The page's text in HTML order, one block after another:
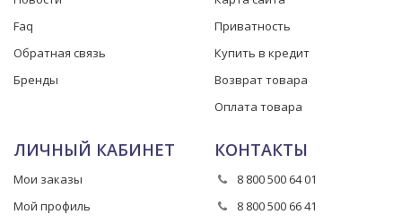
Faq
Обратная связь
Бренды
Приватность
Купить в кредит
Возврат товара
Оплата товара
ЛИЧНЫЙ КАБИНЕТ
Мои заказы
Мой профиль
КОНТАКТЫ
8 800 500 64 01
8 800 500 66 41